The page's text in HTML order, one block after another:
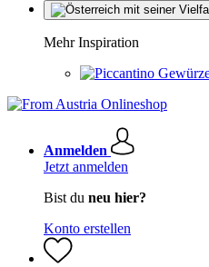
Mehr Inspiration
Anmelden
Jetzt anmelden
Bist du neu hier?
Konto erstellen